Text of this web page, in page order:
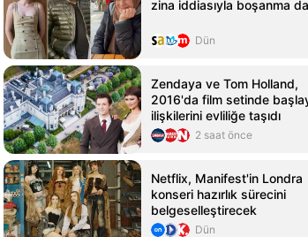
zina iddiasıyla boşanma
Dün
Zendaya ve Tom Holland,
2016'da film setinde
ilişkilerini evliliğe taşıdı
2 saat önce
Netflix, Manifest'in Londra
konseri hazırlık sürecini
belgeselleştirecek
Dün